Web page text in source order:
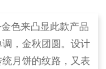
色来凸显此款产品
，金秋团圆。设计
统月饼的纹路，又表